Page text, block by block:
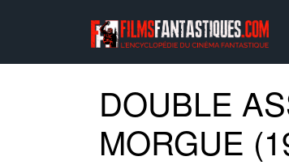
DOUBLE
MORGUE